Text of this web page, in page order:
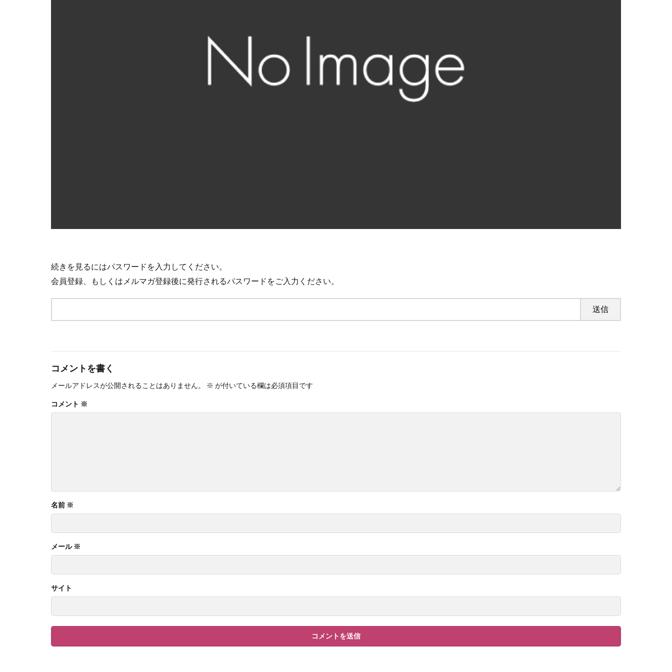
続きを見るにはパスワードを入力してください。
会員登録、もしくはメルマガ登録後に発行されるパスワードをご入力ください。
コメントを書く
メールアドレスが公開されることはありません。 ※ が付いている欄は必須項目です
コメント ※
名前 ※
メール ※
サイト